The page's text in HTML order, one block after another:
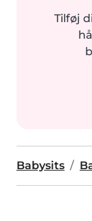
Tilføj
Babysits